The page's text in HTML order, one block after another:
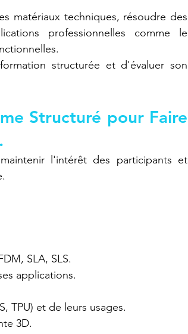
matériaux techniques, résoudre des
professionnelles comme le
structurée et d'évaluer son
Structuré pour Faire
l'intérêt des participants et
SLA, SLS.
applications.
TPU) et de leurs usages.
3D.